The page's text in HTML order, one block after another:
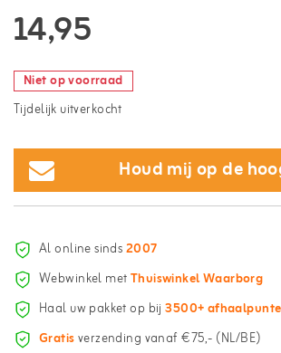
14,95
Niet op voorraad
Tijdelijk uitverkocht
Houd mij op de
Al online sinds2007
Webwinkel metThuiswinkel Waarborg
Haal uw pakket op bij3500+
Gratisverzending vanaf €75,- (NL/BE)